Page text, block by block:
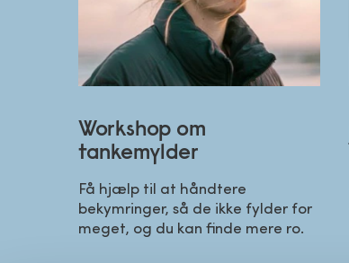
Workshop om
tankemylder
Få hjælp til at håndtere
bekymringer, så de ikke fylder for
meget, og du kan finde mere ro.